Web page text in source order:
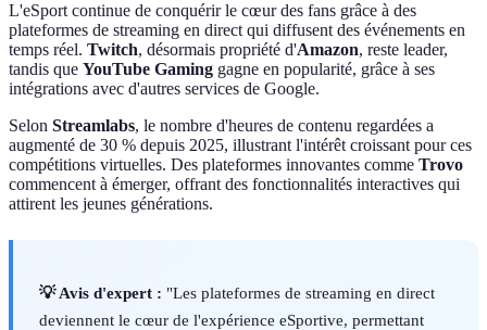
L'eSport continue de conquérir le cœur des fans grâce à des
plateformes de streaming en direct qui diffusent des événements en
temps réel. Twitch, désormais propriété d'Amazon, reste leader,
tandis que YouTube Gaming gagne en popularité, grâce à ses
intégrations avec d'autres services de Google.
Selon Streamlabs, le nombre d'heures de contenu regardées a
augmenté de 30 % depuis 2025, illustrant l'intérêt croissant pour ces
compétitions virtuelles. Des plateformes innovantes comme Trovo
commencent à émerger, offrant des fonctionnalités interactives qui
attirent les jeunes générations.
💡 Avis d'expert : "Les plateformes de streaming en direct
deviennent le cœur de l'expérience eSportive, permettant